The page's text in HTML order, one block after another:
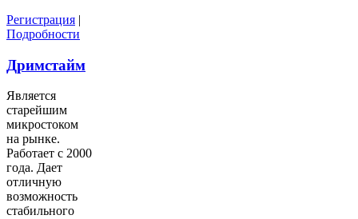
Регистрация |
Подробности
Дримстайм
Является
старейшим
микростоком
на рынке.
Работает с 2000
года. Дает
отличную
возможность
стабильного